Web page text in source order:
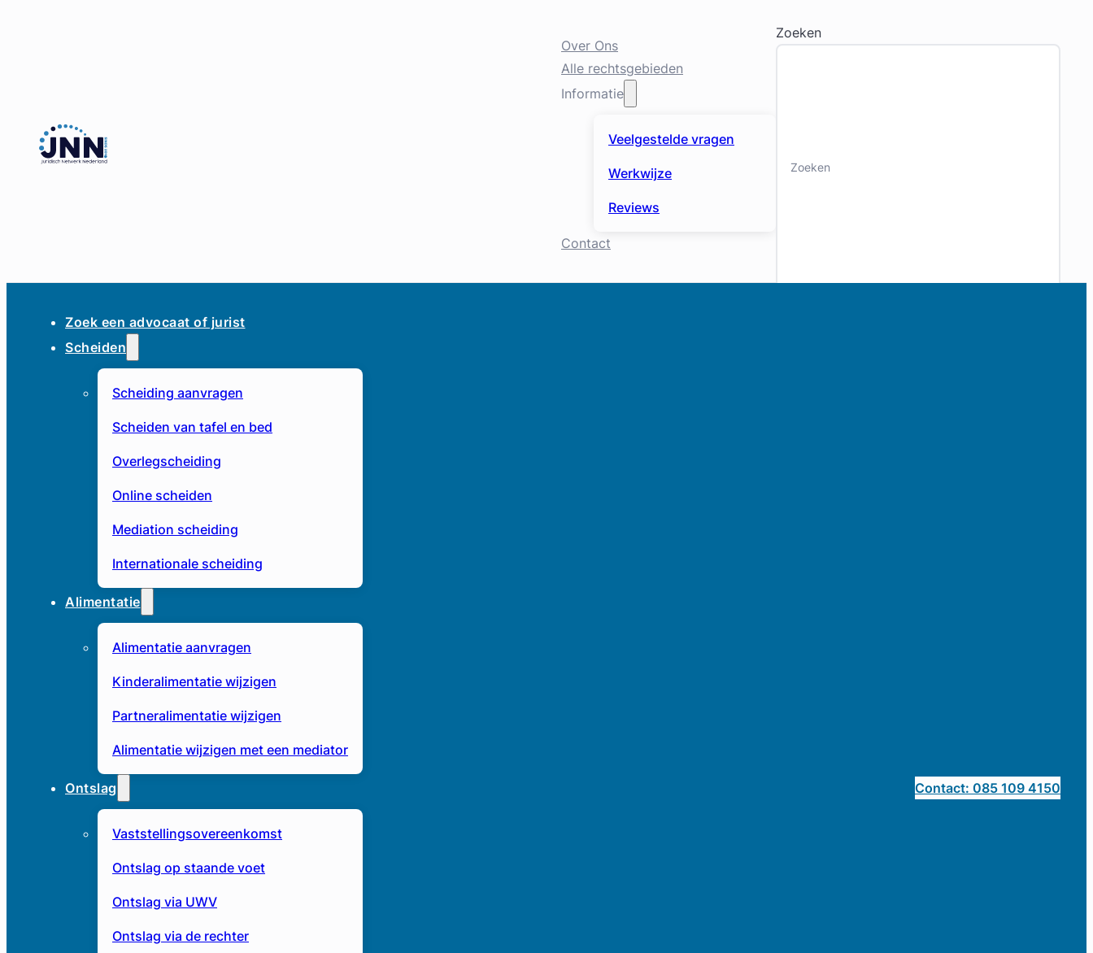
Over Ons
Alle rechtsgebieden
Informatie
Veelgestelde vragen
Werkwijze
Reviews
Contact
Zoeken
Zoek een advocaat of jurist
Scheiden
Scheiding aanvragen
Scheiden van tafel en bed
Overlegscheiding
Online scheiden
Mediation scheiding
Internationale scheiding
Alimentatie
Alimentatie aanvragen
Kinderalimentatie wijzigen
Partneralimentatie wijzigen
Alimentatie wijzigen met een mediator
Ontslag
Vaststellingsovereenkomst
Ontslag op staande voet
Ontslag via UWV
Ontslag via de rechter
Contact: 085 109 4150